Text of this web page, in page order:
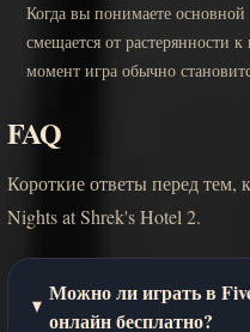
Когда вы понимаете
смещается от растерянности
момент игра обычно
FAQ
Короткие ответы перед тем,
Nights at Shrek's Hotel 2.
Можно ли играть в
онлайн бесплатно?